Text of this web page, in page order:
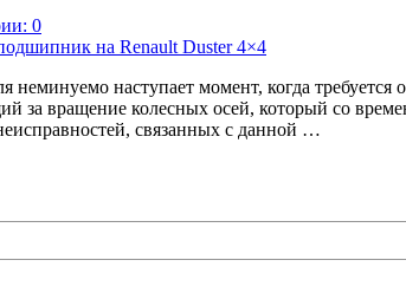
0
неминуемо наступает момент, когда
за вращение колесных осей, который со
связанных с данной …